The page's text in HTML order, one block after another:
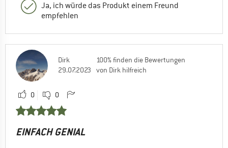
Ja, ich würde das Produkt einem Freund
empfehlen
Dirk
29.07.2023
100% finden die Bewertungen
von Dirk hilfreich
0 0
EINFACH GENIAL